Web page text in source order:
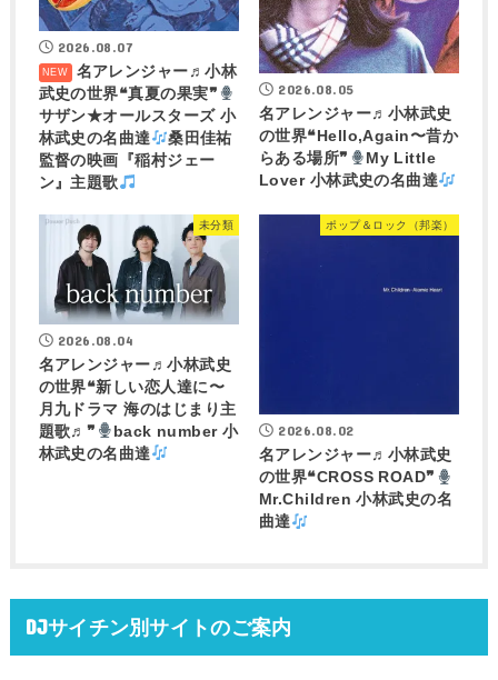
2026.08.07
名アレンジャー♬小林
武史の世界❝真夏の果実❞
サザン★オールスターズ 小
林武史の名曲達
桑田佳祐
監督の映画『稲村ジェー
ン』主題歌
2026.08.05
名アレンジャー♬ 小林武史
の世界❝Hello,Again〜昔か
らある場所❞
My Little
Lover 小林武史の名曲達
未分類
2026.08.04
名アレンジャー♬小林武史
の世界❝新しい恋人達に〜
月九ドラマ 海のはじまり主
題歌♬❞
back number 小
林武史の名曲達
ポップ＆ロック（邦楽）
2026.08.02
名アレンジャー♬ 小林武史
の世界❝CROSS ROAD❞
Mr.Children 小林武史の名
曲達
DJサイチン別サイトのご案内